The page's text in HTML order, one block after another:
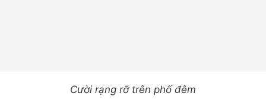
Cười rạng rỡ trên phố đêm